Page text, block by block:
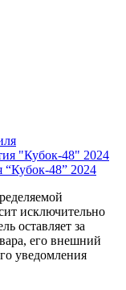
48” 2024
исключительно
оставляет за
его внешний
уведомления